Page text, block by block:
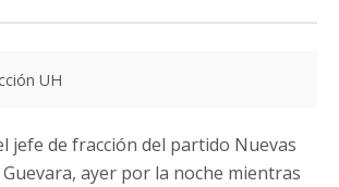
UH
jefe de fracción del partido Nuevas
ayer por la noche mientras